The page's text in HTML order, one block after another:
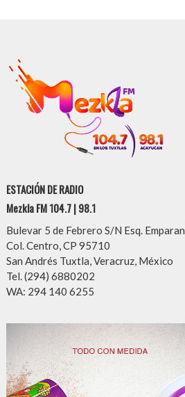
ESTACIÓN DE RADIO
Mezkla FM 104.7 | 98.1
Bulevar 5 de Febrero S/N Esq. Emparan
Col. Centro, CP 95710
San Andrés Tuxtla, Veracruz, México
Tel. (294) 6880202
WA: 294 140 6255